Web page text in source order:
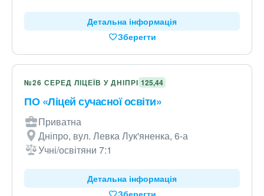
Детальна інформація
Зберегти
№26 СЕРЕД ЛІЦЕЇВ У ДНІПРІ 125,44
ПО «Ліцей сучасної освіти»
Приватна
Дніпро, вул. Левка Лук'яненка, 6-а
Учні/освітяни 7:1
Детальна інформація
Зберегти